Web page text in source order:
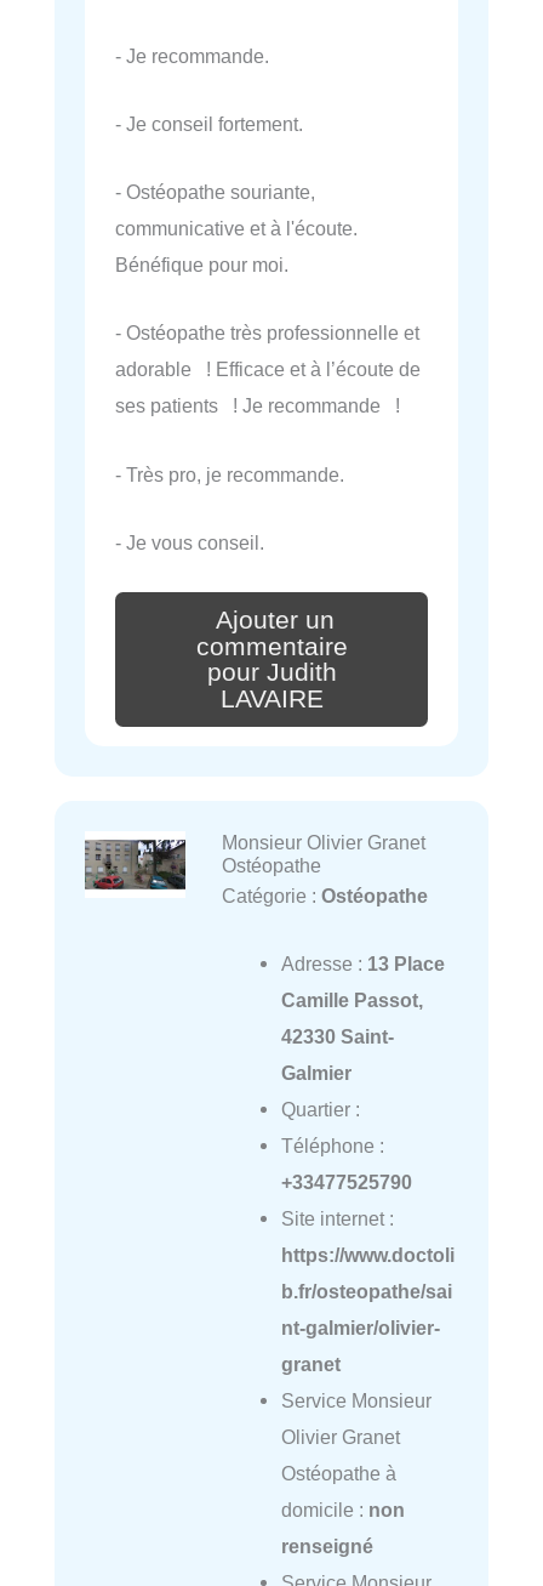
- Je recommande.
- Je conseil fortement.
- Ostéopathe souriante,
communicative et à l'écoute.
Bénéfique pour moi.
- Ostéopathe très professionnelle et
adorable ! Efficace et à l’écoute de
ses patients ! Je recommande !
- Très pro, je recommande.
- Je vous conseil.
Ajouter un
commentaire
pour Judith
LAVAIRE
Monsieur Olivier Granet
Ostéopathe
Catégorie : Ostéopathe
Adresse : 13 Place
Camille Passot,
42330 Saint-
Galmier
Quartier :
Téléphone :
+33477525790
Site internet :
https://www.doctoli
b.fr/osteopathe/sai
nt-galmier/olivier-
granet
Service Monsieur
Olivier Granet
Ostéopathe à
domicile : non
renseigné